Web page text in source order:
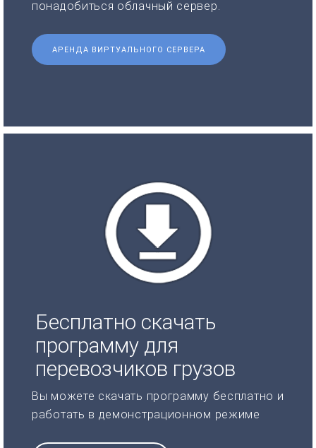
понадобиться облачный сервер.
АРЕНДА ВИРТУАЛЬНОГО СЕРВЕРА
Бесплатно скачать
программу для
перевозчиков грузов
Вы можете скачать программу бесплатно и
работать в демонстрационном режиме